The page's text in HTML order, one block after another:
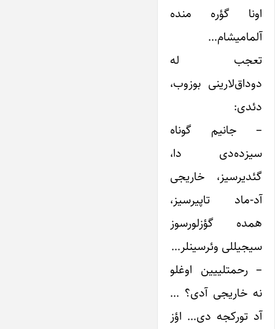
اونا گؤره منده
آلمامیشام…
تعجب له
دوداق‌لارینی بوزوب،
دئدی:
– جانیم گوناه
سیزده‌دی دا،
گئدیرسیز، خاریجی
آد-ماد تاپیرسیز،
همده گؤزلورسوز
سیجیللی وئرسینلر…
– رحمتلییین اوغلو
نه خاریجی آدی؟ …
آد تورکجه دی… اؤز